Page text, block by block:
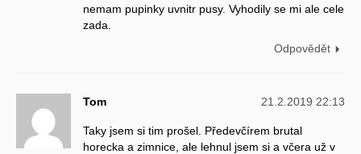
nemam pupinky uvnitr pusy. Vyhodily se mi ale cele
zada.
Odpovědět
Tom 21.2.2019 22:13
Taky jsem si tim prošel. Předevčírem brutal
horecka a zimnice, ale lehnul jsem si a včera už v